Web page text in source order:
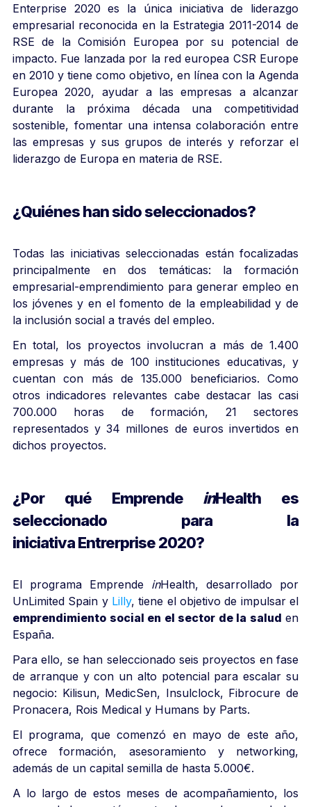
Enterprise 2020 es la única iniciativa de liderazgo
empresarial reconocida en la Estrategia 2011-2014 de
RSE de la Comisión Europea por su potencial de
impacto. Fue lanzada por la red europea CSR Europe
en 2010 y tiene como objetivo, en línea con la Agenda
Europea 2020, ayudar a las empresas a alcanzar
durante la próxima década una competitividad
sostenible, fomentar una intensa colaboración entre
las empresas y sus grupos de interés y reforzar el
liderazgo de Europa en materia de RSE.
¿Quiénes han sido seleccionados?
Todas las iniciativas seleccionadas están focalizadas
principalmente en dos temáticas: la formación
empresarial-emprendimiento para generar empleo en
los jóvenes y en el fomento de la empleabilidad y de
la inclusión social a través del empleo.
En total, los proyectos involucran a más de 1.400
empresas y más de 100 instituciones educativas, y
cuentan con más de 135.000 beneficiarios. Como
otros indicadores relevantes cabe destacar las casi
700.000 horas de formación, 21 sectores
representados y 34 millones de euros invertidos en
dichos proyectos.
¿Por qué Emprende inHealth es
seleccionado para la
iniciativa Entrerprise 2020?
El programa Emprende inHealth, desarrollado por
UnLimited Spain y Lilly, tiene el objetivo de impulsar el
emprendimiento social en el sector de la salud en
España.
Para ello, se han seleccionado seis proyectos en fase
de arranque y con un alto potencial para escalar su
negocio: Kilisun, MedicSen, Insulclock, Fibrocure de
Pronacera, Rois Medical y Humans by Parts.
El programa, que comenzó en mayo de este año,
ofrece formación, asesoramiento y networking,
además de un capital semilla de hasta 5.000€.
A lo largo de estos meses de acompañamiento, los